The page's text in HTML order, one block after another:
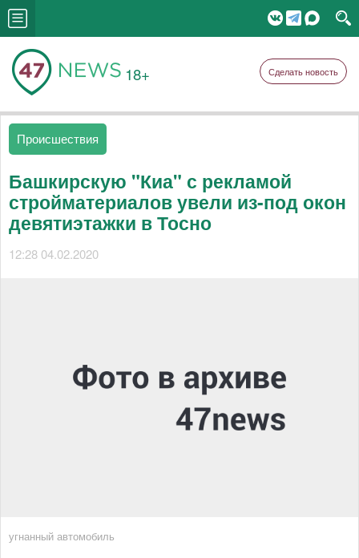
18+ Сделать новость
Происшествия
Башкирскую "Киа" с рекламой
стройматериалов увели из-под окон
девятиэтажки в Тосно
12:28 04.02.2020
угнанный автомобиль